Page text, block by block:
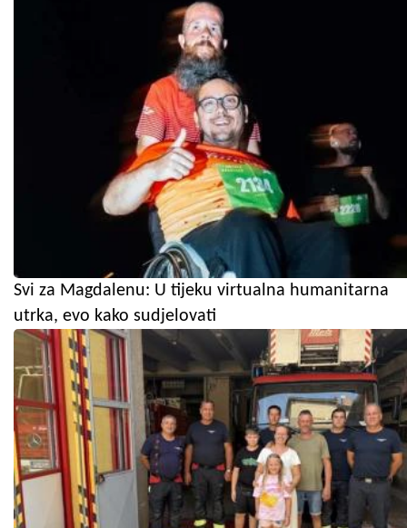
Svi za Magdalenu: U tijeku virtualna humanitarna
utrka, evo kako sudjelovati